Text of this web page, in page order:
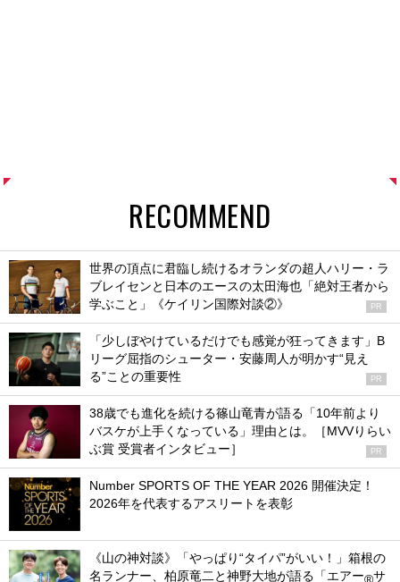
RECOMMEND
世界の頂点に君臨し続けるオランダの超人ハリー・ラ
ブレイセンと日本のエースの太田海也「絶対王者から
学ぶこと」《ケイリン国際対談②》
PR
「少しぼやけているだけでも感覚が狂ってきます」B
リーグ屈指のシューター・安藤周人が明かす“見え
る”ことの重要性
PR
38歳でも進化を続ける篠山竜青が語る「10年前より
バスケが上手くなっている」理由とは。［MVVりらい
ぶ賞 受賞者インタビュー］
PR
Number SPORTS OF THE YEAR 2026 開催決定！
2026年を代表するアスリートを表彰
《山の神対談》「やっぱり“タイパ”がいい！」箱根の
名ランナー、柏原竜二と神野大地が語る「エアー
サ